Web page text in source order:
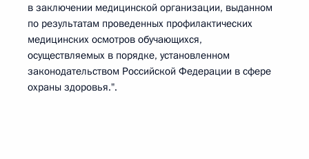
в заключении медицинской организации, выданном
по результатам проведенных профилактических
медицинских осмотров обучающихся,
осуществляемых в порядке, установленном
законодательством Российской Федерации в сфере
охраны здоровья.".